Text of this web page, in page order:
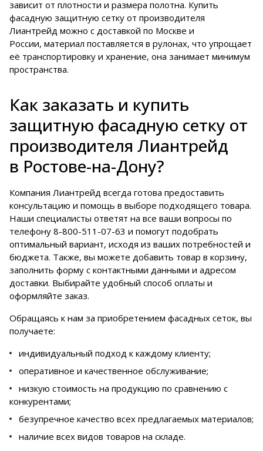
зависит от плотности и размера полотна. Купить
фасадную защитную сетку от производителя
Лиантрейд можно с доставкой по Москве и
России, материал поставляется в рулонах, что упрощает
её транспортировку и хранение, она занимает минимум
пространства.
Как заказать и купить
защитную фасадную сетку от
производителя Лиантрейд
в Ростове-на-Дону?
Компания Лиантрейд всегда готова предоставить
консультацию и помощь в выборе подходящего товара.
Наши специалисты ответят на все ваши вопросы по
телефону 8-800-511-07-63 и помогут подобрать
оптимальный вариант, исходя из ваших потребностей и
бюджета. Также, вы можете добавить товар в корзину,
заполнить форму с контактными данными и адресом
доставки. Выбирайте удобный способ оплаты и
оформляйте заказ.
Обращаясь к нам за приобретением фасадных сеток, вы
получаете:
индивидуальный подход к каждому клиенту;
оперативное и качественное обслуживание;
низкую стоимость на продукцию по сравнению с
конкурентами;
безупречное качество всех предлагаемых материалов;
наличие всех видов товаров на складе.